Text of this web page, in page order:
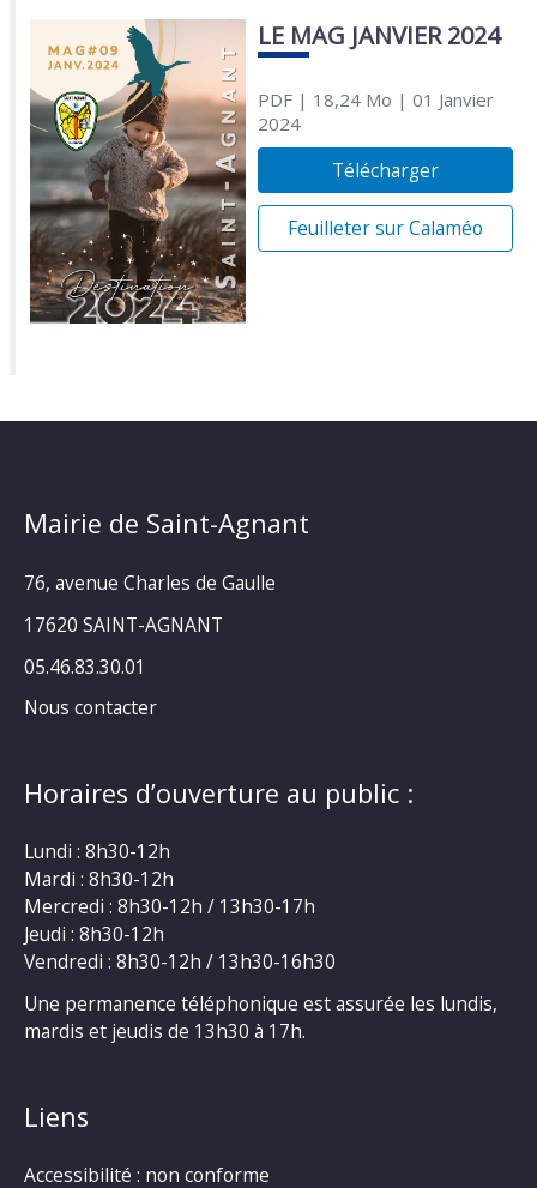
LE MAG JANVIER 2024
PDF| 18,24 Mo | 01 Janvier
2024
Télécharger
Feuilleter sur Calaméo
Mairie de Saint-Agnant
76, avenue Charles de Gaulle
17620 SAINT-AGNANT
05.46.83.30.01
Nous contacter
Horaires d’ouverture au public :
Lundi : 8h30-12h
Mardi : 8h30-12h
Mercredi : 8h30-12h / 13h30-17h
Jeudi : 8h30-12h
Vendredi : 8h30-12h / 13h30-16h30
Une permanence téléphonique est assurée les lundis,
mardis et jeudis de 13h30 à 17h.
Liens
Accessibilité : non conforme